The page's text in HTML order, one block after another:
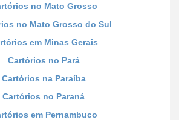
no Mato Grosso
no Mato Grosso do Sul
em Minas Gerais
Cartórios no Pará
Cartórios na Paraíba
Cartórios no Paraná
em Pernambuco